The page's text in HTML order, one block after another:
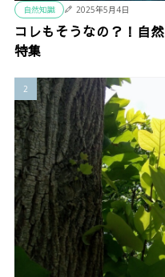
自然知識 2025年5月4日
コレもそうなの？！自
特集